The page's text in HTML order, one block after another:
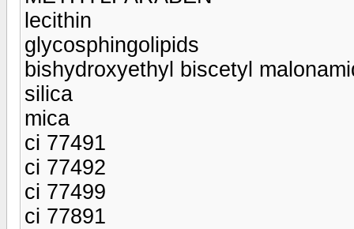
lecithin
glycosphingolipids
bishydroxyethyl biscetyl
silica
mica
ci 77491
ci 77492
ci 77499
ci 77891